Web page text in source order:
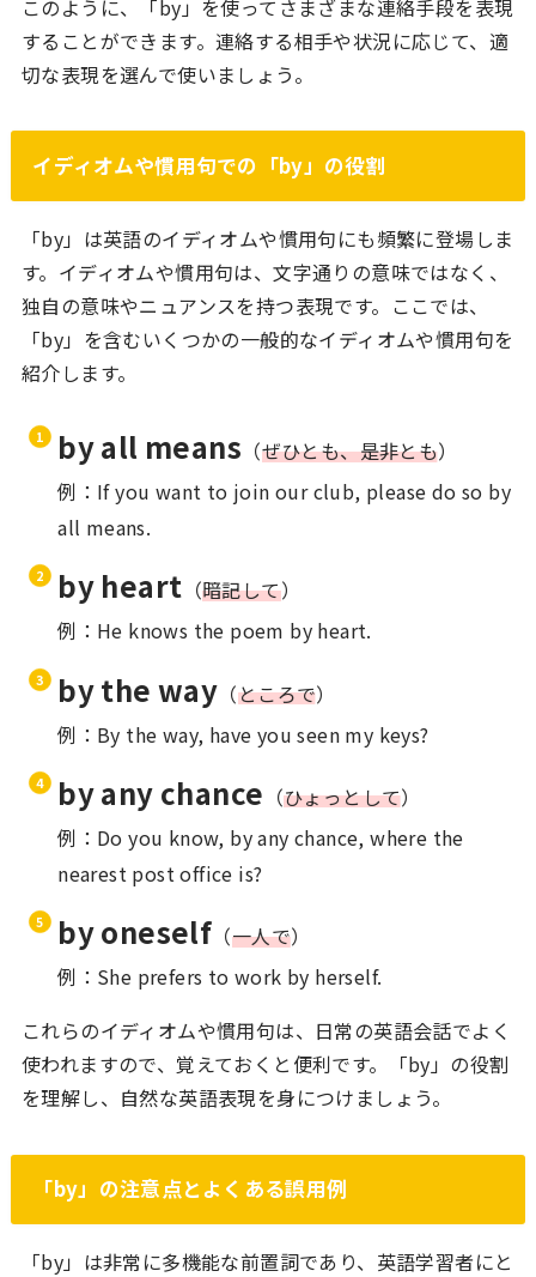
このように、「by」を使ってさまざまな連絡手段を表現
することができます。連絡する相手や状況に応じて、適
切な表現を選んで使いましょう。
イディオムや慣用句での「by」の役割
「by」は英語のイディオムや慣用句にも頻繁に登場しま
す。イディオムや慣用句は、文字通りの意味ではなく、
独自の意味やニュアンスを持つ表現です。ここでは、
「by」を含むいくつかの一般的なイディオムや慣用句を
紹介します。
by all means （ぜひとも、是非とも）
例：If you want to join our club, please do so by
all means.
by heart （暗記して）
例：He knows the poem by heart.
by the way （ところで）
例：By the way, have you seen my keys?
by any chance （ひょっとして）
例：Do you know, by any chance, where the
nearest post office is?
by oneself （一人で）
例：She prefers to work by herself.
これらのイディオムや慣用句は、日常の英語会話でよく
使われますので、覚えておくと便利です。「by」の役割
を理解し、自然な英語表現を身につけましょう。
「by」の注意点とよくある誤用例
「by」は非常に多機能な前置詞であり、英語学習者にと